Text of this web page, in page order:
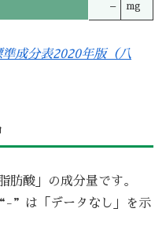
– mg
成分表2020年版（八
肪酸」の成分量です。
は「データなし」を示